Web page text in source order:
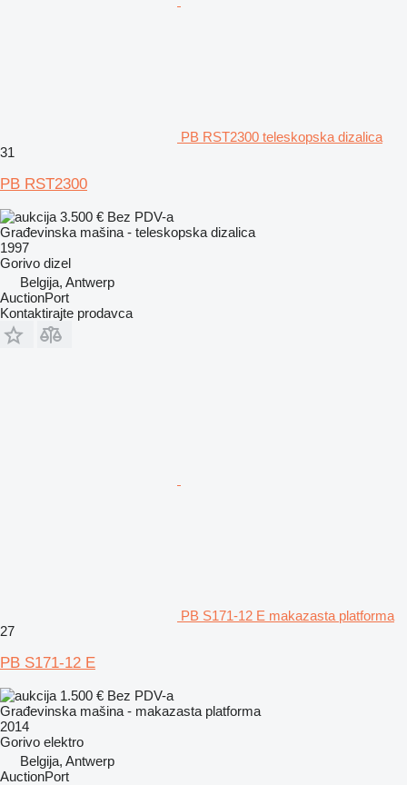
PB RST2300 teleskopska dizalica
31
PB RST2300
3.500 € Bez PDV-a
Građevinska mašina - teleskopska dizalica
1997
Gorivo dizel
Belgija, Antwerp
AuctionPort
Kontaktirajte prodavca
PB S171-12 E makazasta platforma
27
PB S171-12 E
1.500 € Bez PDV-a
Građevinska mašina - makazasta platforma
2014
Gorivo elektro
Belgija, Antwerp
AuctionPort